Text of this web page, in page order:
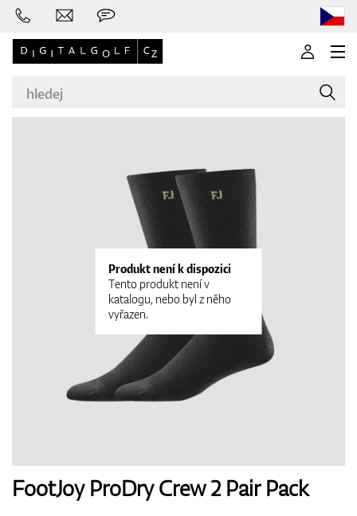
Značky
Golfové hole
Boty
Produkt není k dispozici
Tento produkt není v
katalogu, nebo byl z něho
vyřazen.
FootJoy ProDry Crew 2 Pair Pack